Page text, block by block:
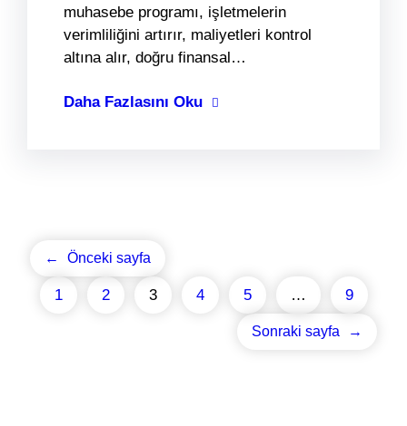
muhasebe programı, işletmelerin
verimliliğini artırır, maliyetleri kontrol
altına alır, doğru finansal…
Daha Fazlasını Oku
← Önceki sayfa
1 2 3 4 5 … 9
Sonraki sayfa →